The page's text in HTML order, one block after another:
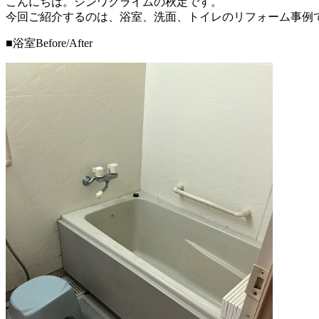
今回ご紹介するのは、浴室、洗面、トイレのリフォーム事例
■浴室Before/After